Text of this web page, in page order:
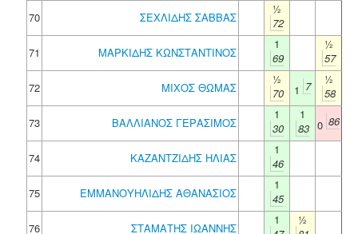
70
ΣΕΧΛΙΔΗΣ ΣΑΒΒΑΣ
½
72
71
ΜΑΡΚΙΔΗΣ ΚΩΝΣΤΑΝΤΙΝΟΣ
1
69
½
57
72
ΜΙΧΟΣ ΘΩΜΑΣ
½
70
1 7
½
58
73
ΒΑΛΛΙΑΝΟΣ ΓΕΡΑΣΙΜΟΣ
1
30
1
83 0 86
74 ΚΑΖΑΝΤΖΙΔΗΣ ΗΛΙΑΣ
1
46
75
ΕΜΜΑΝΟΥΗΛΙΔΗΣ ΑΘΑΝΑΣΙΟΣ
1
45
76
ΣΤΑΜΑΤΗΣ ΙΩΑΝΝΗΣ
1
½